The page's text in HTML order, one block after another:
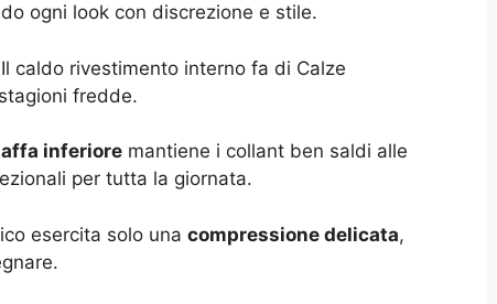
ogni look con discrezione e stile.
caldo rivestimento interno fa di Calze
fredde.
inferiore mantiene i collant ben saldi alle
per tutta la giornata.
esercita solo una compressione delicata,